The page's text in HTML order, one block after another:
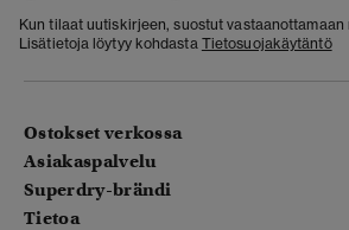
Kun tilaat uutiskirjeen, suostut
Lisätietoja löytyy kohdasta Tietosuojakäytäntö
Ostokset verkossa
Asiakaspalvelu
Superdry-brändi
Tietoa